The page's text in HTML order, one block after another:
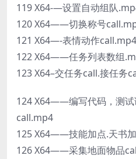
119 X64-—设置自动组队
120 X64——切换称号
121 X64—-表情动作call.mp4
122 X64——任务列表数组
123 X64–交任务call.接任务
124 X64——编写代码，测试
call.mp4
125 X64——技能加点.天书
126 X64——采集地面物品